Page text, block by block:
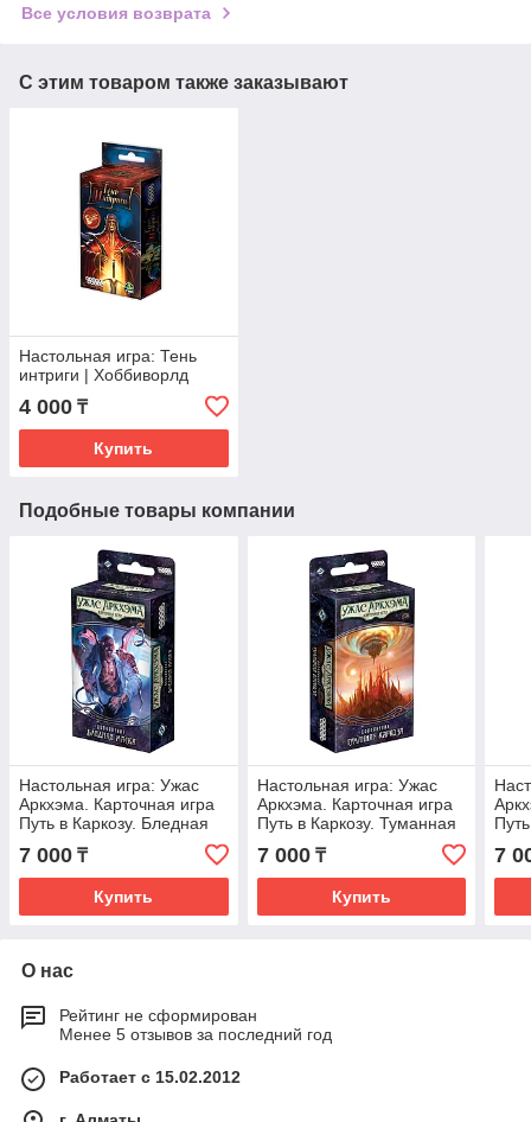
Все условия возврата
С этим товаром также заказывают
Настольная игра: Тень
интриги | Хоббиворлд
4 000 ₸
Купить
Подобные товары компании
Настольная игра: Ужас
Аркхэма. Карточная игра
Путь в Каркозу. Бледная
7 000 ₸
Купить
Настольная игра: Ужас
Аркхэма. Карточная игра
Путь в Каркозу. Туманная
7 000₸
Купить
7
О нас
Рейтинг не сформирован
Менее 5 отзывов за последний год
Работает с 15.02.2012